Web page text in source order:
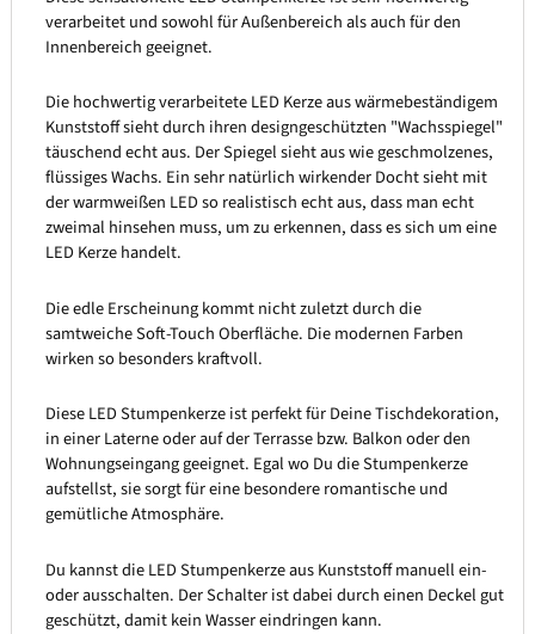
verarbeitet und sowohl für Außenbereich als auch für den
Innenbereich geeignet.
Die hochwertig verarbeitete LED Kerze aus wärmebeständigem
Kunststoff sieht durch ihren designgeschützten "Wachsspiegel"
täuschend echt aus. Der Spiegel sieht aus wie geschmolzenes,
flüssiges Wachs. Ein sehr natürlich wirkender Docht sieht mit
der warmweißen LED so realistisch echt aus, dass man echt
zweimal hinsehen muss, um zu erkennen, dass es sich um eine
LED Kerze handelt.
Die edle Erscheinung kommt nicht zuletzt durch die
samtweiche Soft-Touch Oberfläche. Die modernen Farben
wirken so besonders kraftvoll.
Diese LED Stumpenkerze ist perfekt für Deine Tischdekoration,
in einer Laterne oder auf der Terrasse bzw. Balkon oder den
Wohnungseingang geeignet. Egal wo Du die Stumpenkerze
aufstellst, sie sorgt für eine besondere romantische und
gemütliche Atmosphäre.
Du kannst die LED Stumpenkerze aus Kunststoff manuell ein-
oder ausschalten. Der Schalter ist dabei durch einen Deckel gut
geschützt, damit kein Wasser eindringen kann.